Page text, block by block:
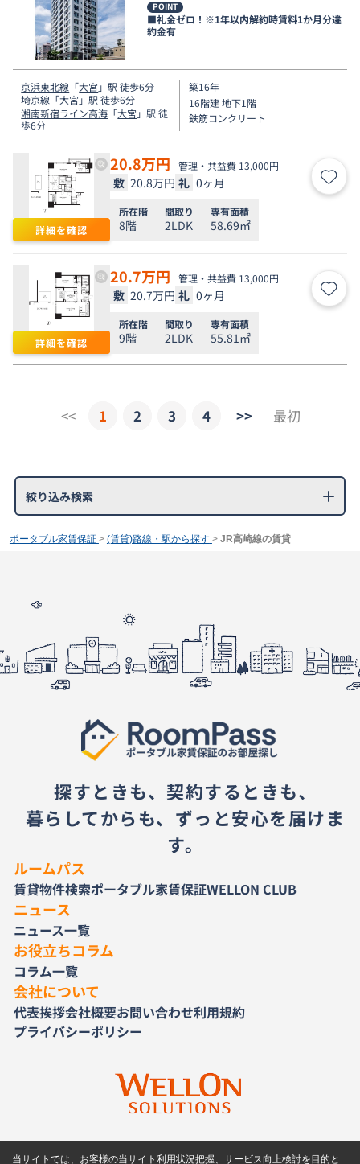
POINT
■礼金ゼロ！※1年以内解約時賃料1か月分違
約金有
京浜東北線 「大宮 」駅 徒歩6分
埼京線 「大宮 」駅 徒歩6分
湘南新宿ライン高海 「大宮 」駅 徒
歩6分
築16年
16階建 地下1階
鉄筋コンクリート
詳細を確認
20.8万円 管理・共益費 13,000円
敷 20.8万円 礼 0ヶ月 お気
所在階
8階
間取り
2LDK
専有面積
58.69㎡
詳細を確認
20.7万円 管理・共益費 13,000円
敷 20.7万円 礼 0ヶ月 お気
所在階
9階
間取り
2LDK
専有面積
55.81㎡
<< 1 2 3 4 >> 最初
絞り込み検索
ポータブル家賃保証 > (賃貸)路線・駅から探す > JR高崎線の賃貸
探すときも、契約するときも、
暮らしてからも、ずっと安心を届けま
す。
ルームパス
賃貸物件検索ポータブル家賃保証WELLON CLUB
ニュース
ニュース一覧
お役立ちコラム
コラム一覧
会社について
代表挨拶会社概要お問い合わせ利用規約
プライバシーポリシー
当サイトでは、お客様の当サイト利用状況把握、サービス向上検討を目的と